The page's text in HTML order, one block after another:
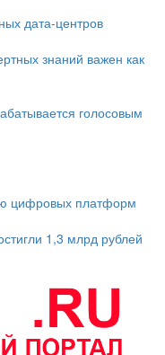
дата-центров
знаний важен как
голосовым
цифровых платформ
1,3 млрд рублей